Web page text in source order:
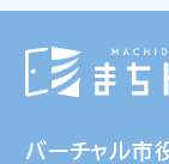
バーチャル市